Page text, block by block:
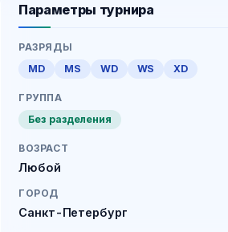
Параметры турнира
РАЗРЯДЫ
MD
MS WD WS XD
ГРУППА
Без разделения
ВОЗРАСТ
Любой
ГОРОД
Санкт-Петербург